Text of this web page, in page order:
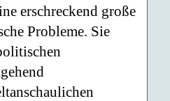
erschreckend große
Probleme. Sie